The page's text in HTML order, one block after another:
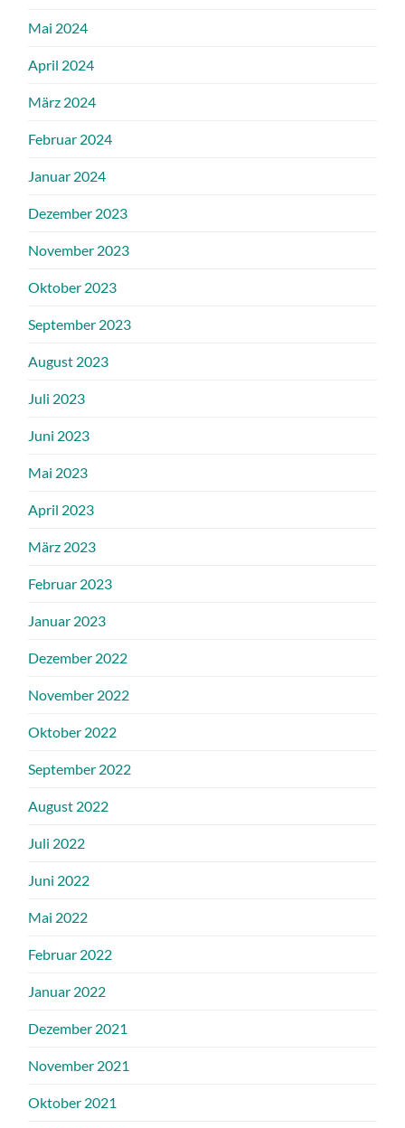
Mai 2024
April 2024
März 2024
Februar 2024
Januar 2024
Dezember 2023
November 2023
Oktober 2023
September 2023
August 2023
Juli 2023
Juni 2023
Mai 2023
April 2023
März 2023
Februar 2023
Januar 2023
Dezember 2022
November 2022
Oktober 2022
September 2022
August 2022
Juli 2022
Juni 2022
Mai 2022
Februar 2022
Januar 2022
Dezember 2021
November 2021
Oktober 2021